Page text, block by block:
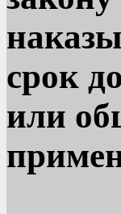
срок
или